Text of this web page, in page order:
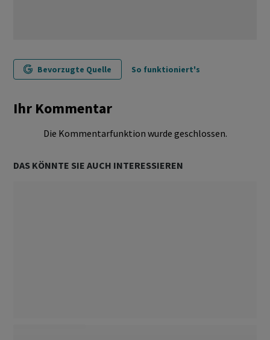
Bevorzugte Quelle So funktioniert's
Ihr Kommentar
Die Kommentarfunktion wurde geschlossen.
DAS KÖNNTE SIE AUCH INTERESSIEREN